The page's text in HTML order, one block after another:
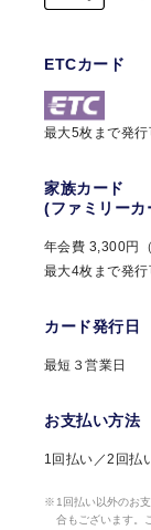
ETCカード
最大5枚まで発行
家族カード
(ファミリーカ
年会費 3,300円（
最大4枚まで発行
カード発行日
最短３営業日
お支払い方法
1回払い／2回払
1回払い以外のお
合もございます。